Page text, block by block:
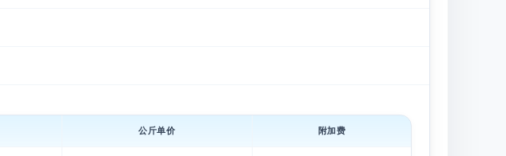
公斤单价 附加费